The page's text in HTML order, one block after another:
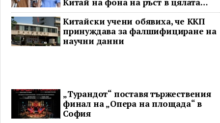
страна
Китайски учени обявиха, че ККП
принуждава за фалшифициране на
научни данни
„Турандот“ поставя тържествения
финал на „Опера на площада“ в
София